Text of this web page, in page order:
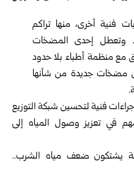
فنية أخرى، منها تراكم
وتعطل إحدى المضخات
مع منظمة أطباء بلا حدود
مضخات جديدة من شأنها
فنية لتحسين شبكة التوزيع
في تعزيز وصول المياه إلى